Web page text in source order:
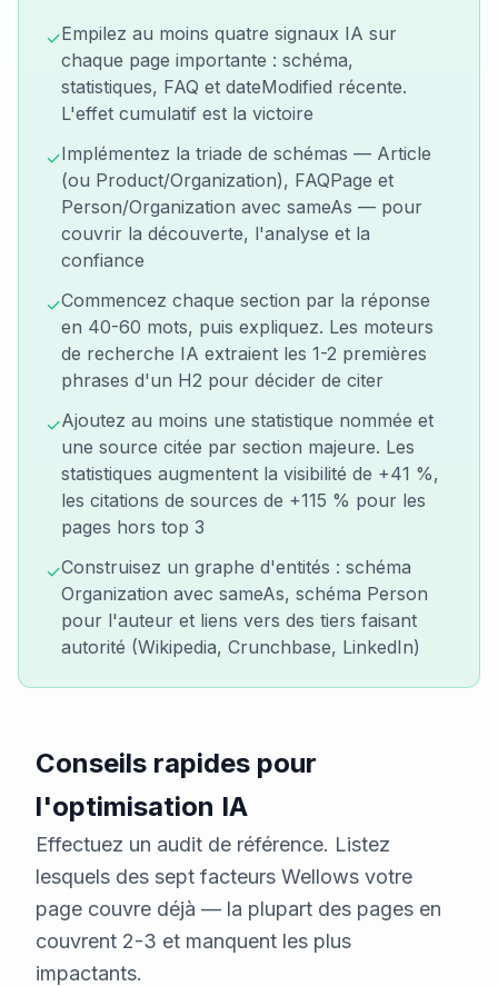
✓Empilez au moins quatre signaux IA sur
chaque page importante : schéma,
statistiques, FAQ et dateModified récente.
L'effet cumulatif est la victoire
✓Implémentez la triade de schémas — Article
(ou Product/Organization), FAQPage et
Person/Organization avec sameAs — pour
couvrir la découverte, l'analyse et la
confiance
✓Commencez chaque section par la réponse
en 40-60 mots, puis expliquez. Les moteurs
de recherche IA extraient les 1-2 premières
phrases d'un H2 pour décider de citer
✓Ajoutez au moins une statistique nommée et
une source citée par section majeure. Les
statistiques augmentent la visibilité de +41 %,
les citations de sources de +115 % pour les
pages hors top 3
✓Construisez un graphe d'entités : schéma
Organization avec sameAs, schéma Person
pour l'auteur et liens vers des tiers faisant
autorité (Wikipedia, Crunchbase, LinkedIn)
Conseils rapides pour
l'optimisation IA
Effectuez un audit de référence. Listez
lesquels des sept facteurs Wellows votre
page couvre déjà — la plupart des pages en
couvrent 2-3 et manquent les plus
impactants.